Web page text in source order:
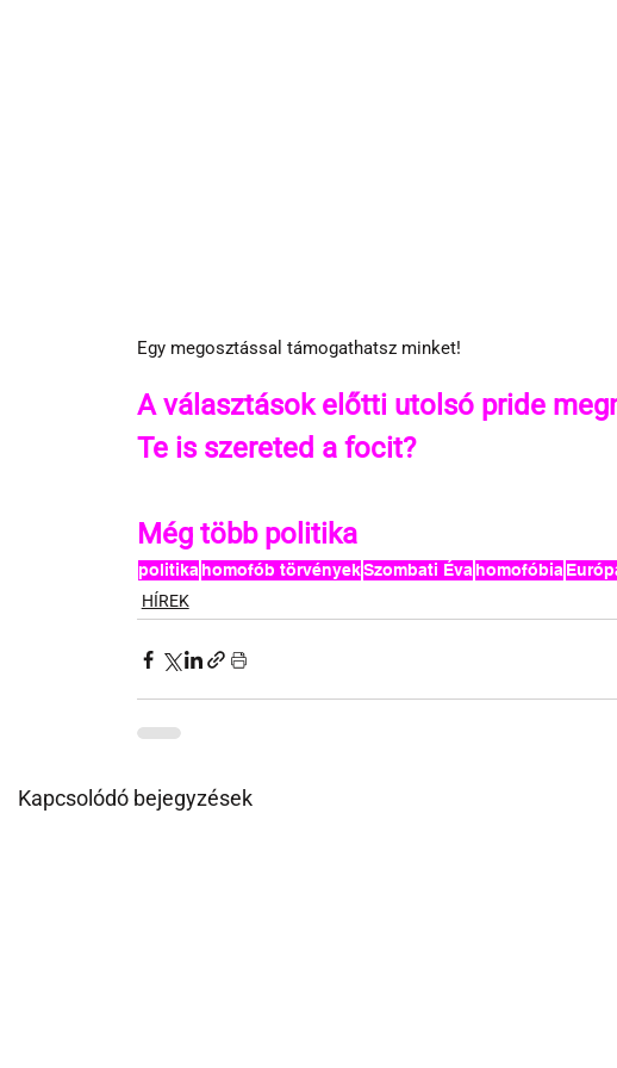
Egy megosztással támogathatsz minket!
A választások előtti utolsó pride
Te is szereted a focit?
Még több politika
politikahomofób törvényekSzombati Évahomofóbia
HÍREK
Kapcsolódó bejegyzések